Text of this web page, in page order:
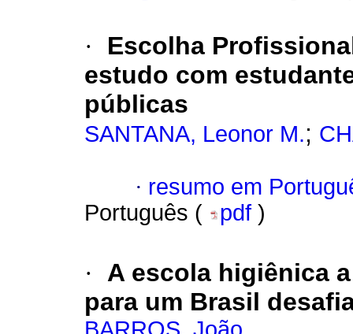
·
Escolha
estudo com
públicas
SANTANA, Leonor M.;
· resumo em
Português (
pdf )
·
A escola higiênica
para um Brasil